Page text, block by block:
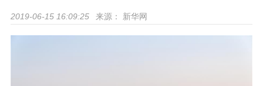
2019-06-15 16:09:25 来源： 新华网